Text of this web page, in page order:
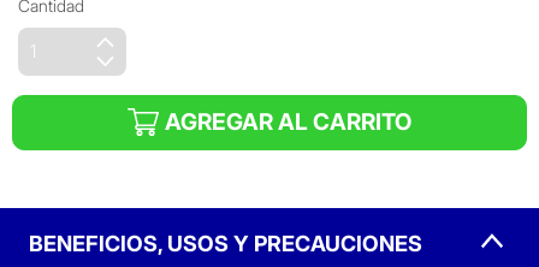
Cantidad
AGREGAR AL CARRITO
BENEFICIOS, USOS Y PRECAUCIONES